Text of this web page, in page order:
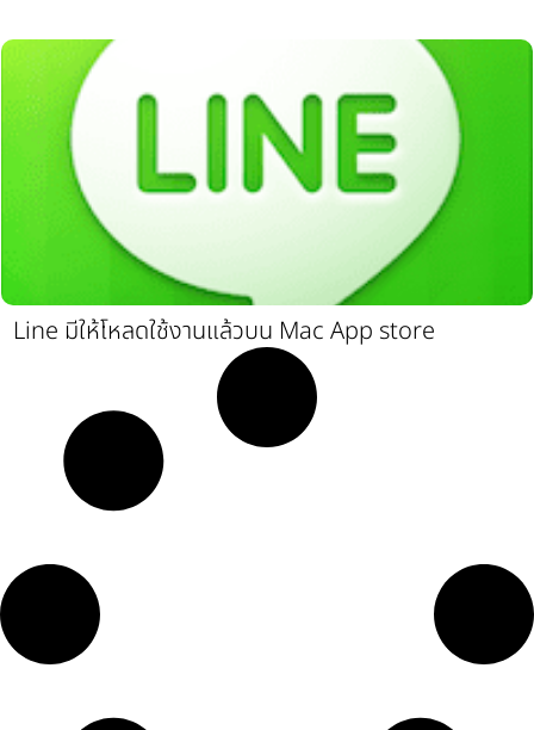
Line มีให้โหลดใช้งานแล้วบน Mac App store